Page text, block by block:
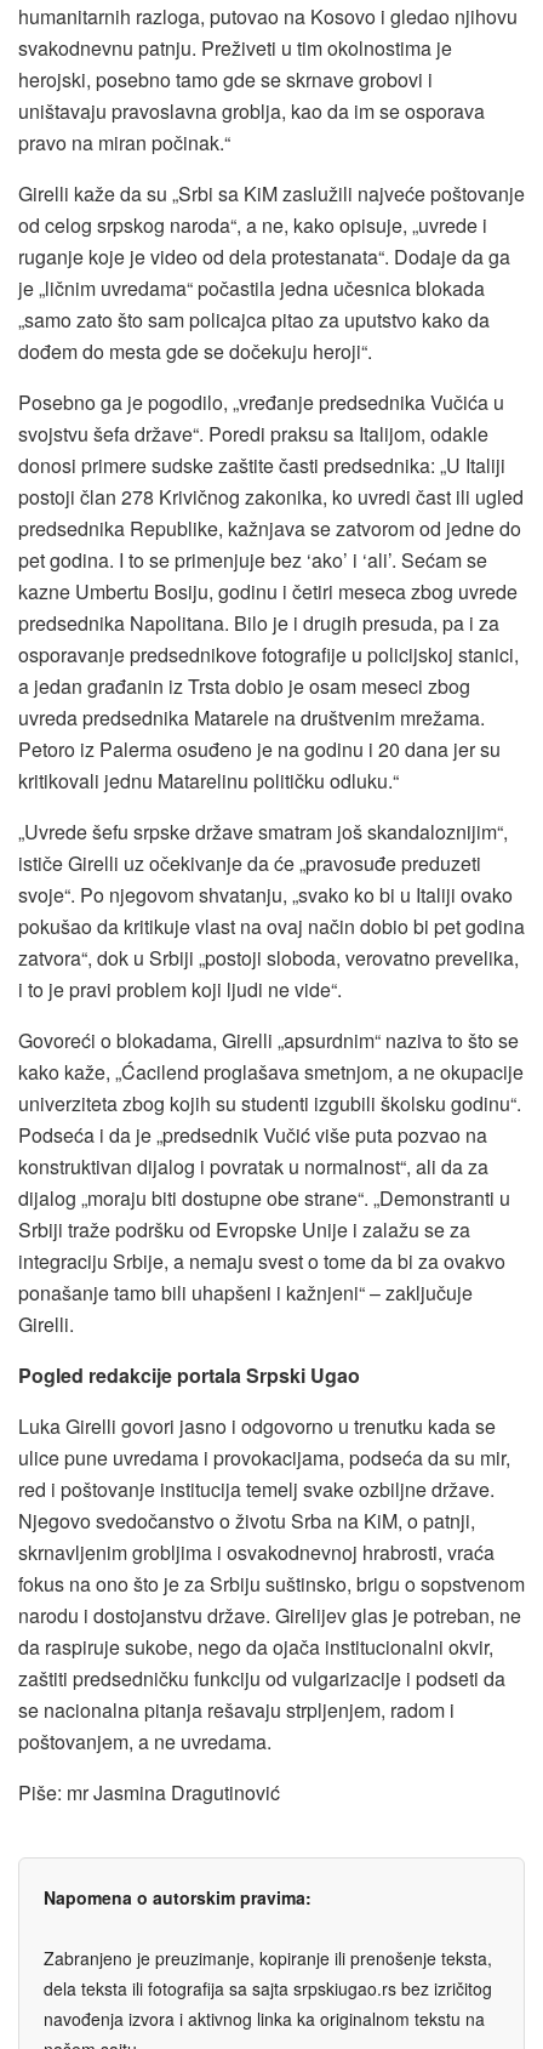
humanitarnih razloga, putovao na Kosovo i gledao njihovu
svakodnevnu patnju. Preživeti u tim okolnostima je
herojski, posebno tamo gde se skrnave grobovi i
uništavaju pravoslavna groblja, kao da im se osporava
pravo na miran počinak.“
Girelli kaže da su „Srbi sa KiM zaslužili najveće poštovanje
od celog srpskog naroda“, a ne, kako opisuje, „uvrede i
ruganje koje je video od dela protestanata“. Dodaje da ga
je „ličnim uvredama“ počastila jedna učesnica blokada
„samo zato što sam policajca pitao za uputstvo kako da
dođem do mesta gde se dočekuju heroji“.
Posebno ga je pogodilo, „vređanje predsednika Vučića u
svojstvu šefa države“. Poredi praksu sa Italijom, odakle
donosi primere sudske zaštite časti predsednika: „U Italiji
postoji član 278 Krivičnog zakonika, ko uvredi čast ili ugled
predsednika Republike, kažnjava se zatvorom od jedne do
pet godina. I to se primenjuje bez ‘ako’ i ‘ali’. Sećam se
kazne Umbertu Bosiju, godinu i četiri meseca zbog uvrede
predsednika Napolitana. Bilo je i drugih presuda, pa i za
osporavanje predsednikove fotografije u policijskoj stanici,
a jedan građanin iz Trsta dobio je osam meseci zbog
uvreda predsednika Matarele na društvenim mrežama.
Petoro iz Palerma osuđeno je na godinu i 20 dana jer su
kritikovali jednu Matarelinu političku odluku.“
„Uvrede šefu srpske države smatram još skandaloznijim“,
ističe Girelli uz očekivanje da će „pravosuđe preduzeti
svoje“. Po njegovom shvatanju, „svako ko bi u Italiji ovako
pokušao da kritikuje vlast na ovaj način dobio bi pet godina
zatvora“, dok u Srbiji „postoji sloboda, verovatno prevelika,
i to je pravi problem koji ljudi ne vide“.
Govoreći o blokadama, Girelli „apsurdnim“ naziva to što se
kako kaže, „Ćacilend proglašava smetnjom, a ne okupacije
univerziteta zbog kojih su studenti izgubili školsku godinu“.
Podseća i da je „predsednik Vučić više puta pozvao na
konstruktivan dijalog i povratak u normalnost“, ali da za
dijalog „moraju biti dostupne obe strane“. „Demonstranti u
Srbiji traže podršku od Evropske Unije i zalažu se za
integraciju Srbije, a nemaju svest o tome da bi za ovakvo
ponašanje tamo bili uhapšeni i kažnjeni“ – zaključuje
Girelli.
Pogled redakcije portala Srpski Ugao
Luka Girelli govori jasno i odgovorno u trenutku kada se
ulice pune uvredama i provokacijama, podseća da su mir,
red i poštovanje institucija temelj svake ozbiljne države.
Njegovo svedočanstvo o životu Srba na KiM, o patnji,
skrnavljenim grobljima i osvakodnevnoj hrabrosti, vraća
fokus na ono što je za Srbiju suštinsko, brigu o sopstvenom
narodu i dostojanstvu države. Girelijev glas je potreban, ne
da raspiruje sukobe, nego da ojača institucionalni okvir,
zaštiti predsedničku funkciju od vulgarizacije i podseti da
se nacionalna pitanja rešavaju strpljenjem, radom i
poštovanjem, a ne uvredama.
Piše: mr Jasmina Dragutinović
Napomena o autorskim pravima:
Zabranjeno je preuzimanje, kopiranje ili prenošenje teksta,
dela teksta ili fotografija sa sajta srpskiugao.rs bez izričitog
navođenja izvora i aktivnog linka ka originalnom tekstu na